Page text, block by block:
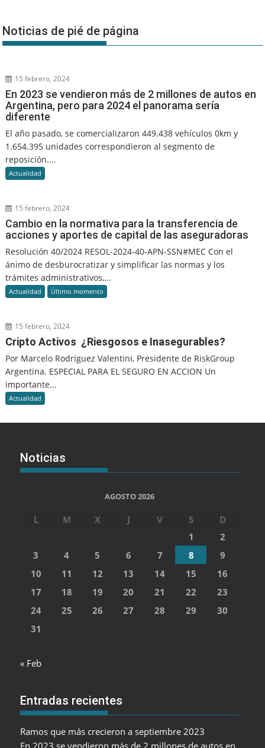
Noticias de pié de página
15 febrero, 2024
En 2023 se vendieron más de 2 millones de autos en
Argentina, pero para 2024 el panorama sería
diferente
El año pasado, se comercializaron 449.438 vehículos 0km y
1.654.395 unidades correspondieron al segmento de
reposición....
Actualidad
15 febrero, 2024
Cambio en la normativa para la transferencia de
acciones y aportes de capital de las aseguradoras
Resolución 40/2024 RESOL-2024-40-APN-SSN#MEC Con el
ánimo de desburocratizar y simplificar las normas y los
trámites administrativos,...
Actualidad Último momento
15 febrero, 2024
Cripto Activos ¿Riesgosos e Inasegurables?
Por Marcelo Rodriguez Valentini, Presidente de RiskGroup
Argentina. ESPECIAL PARA EL SEGURO EN ACCION Un
importante...
Actualidad
Noticias
AGOSTO 2026
L M X J V S
D
1
2
3
4 5 6 7 8
9
10
11 12 13 14 15
16
17
18 19 20 21 22
23
24
25 26 27 28 29
30
31
« Feb
Entradas recientes
Ramos que más crecieron a septiembre 2023